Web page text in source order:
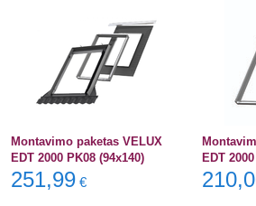
Montavimo paketas VELUX
EDT 2000 PK08 (94x140)
251,99 €
EDT